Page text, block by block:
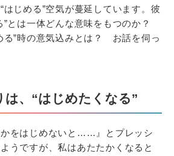
はじめる”空気が蔓延しています。彼
”とは一体どんな意味をもつのか？
る”時の意気込みとは？ お話を伺っ
、“はじめたくなる”
かをはじめないと……』とプレッシ
うですが、私はあたたかくなると